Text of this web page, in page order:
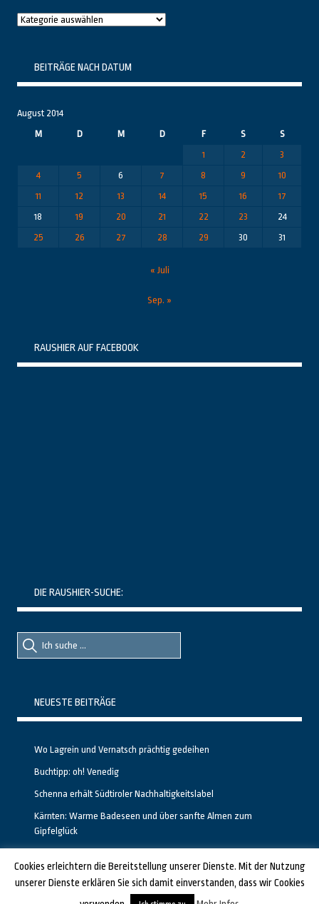
Raushier
BEITRÄGE NACH DATUM
August 2014
M
D M D F S
S
1
2
3
4
5 6 7 8 9
10
11
12 13 14 15 16
17
18
19 20 21 22 23
24
25
26 27 28 29 30 31
« Juli
Sep. »
RAUSHIER AUF FACEBOOK
DIE RAUSHIER-SUCHE:
Suche
nach::
Suche
nach:
NEUESTE BEITRÄGE
Wo Lagrein und Vernatsch prächtig gedeihen
Buchtipp: oh! Venedig
Schenna erhält Südtiroler Nachhaltigkeitslabel
Kärnten: Warme Badeseen und über sanfte Almen zum
Gipfelglück
GESTALTET UND PROGRAMMIERT VON ALBERTO & FRANZ BEI LUCID.BERLIN
Cookies erleichtern die Bereitstellung unserer Dienste. Mit der Nutzung
unserer Dienste erklären Sie sich damit einverstanden, dass wir Cookies